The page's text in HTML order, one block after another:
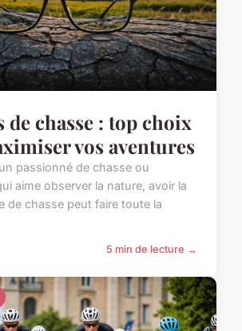
de chasse : top choix
vos aventures
passionné de chasse ou
aime observer la nature, avoir la
de chasse peut faire toute la
5 min de lecture →